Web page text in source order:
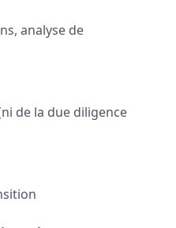
analyse de
de la due diligence